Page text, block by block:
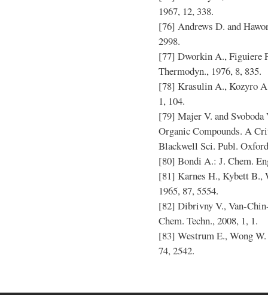
1967, 12, 338.
[76] Andrews D. and
2998.
[77] Dworkin A., Figuiere
Thermodyn., 1976, 8, 835.
[78] Krasulin A., Kozyro
1, 104.
[79] Majer V. and
Organic Compounds. A
Blackwell Sci. Publ.
[80] Bondi A.: J. Chem.
[81] Karnes H., Kybett B.,
1965, 87, 5554.
[82] Dibrivny V., Van-
Chem. Techn., 2008, 1, 1.
[83] Westrum E., Wong
74, 2542.